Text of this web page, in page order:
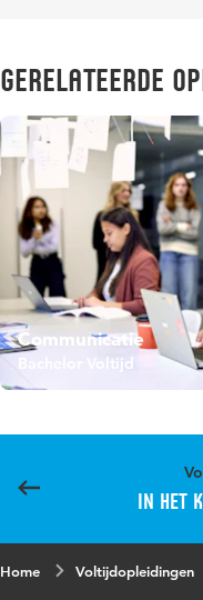
Gerelateerde
Communicatie
Bachelor Voltijd
In het
Home Voltijdopleidingen